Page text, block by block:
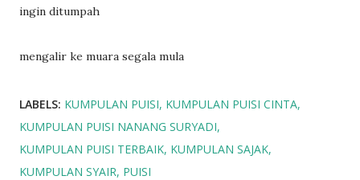
ingin ditumpah
mengalir ke muara segala mula
LABELS: KUMPULAN PUISI KUMPULAN PUISI CINTA
KUMPULAN PUISI NANANG SURYADI
KUMPULAN PUISI TERBAIK KUMPULAN SAJAK
KUMPULAN SYAIR PUISI